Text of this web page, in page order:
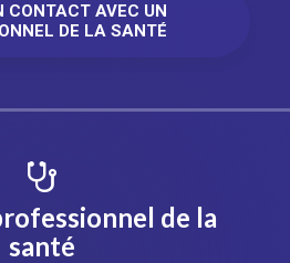
CONTACT AVEC UN
DE LA SANTÉ
de la
santé